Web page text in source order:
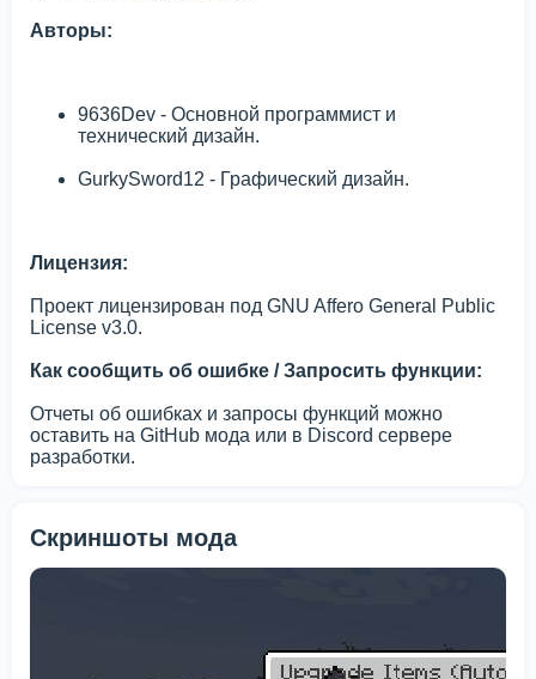
Авторы:
9636Dev - Основной программист и
технический дизайн.
GurkySword12 - Графический дизайн.
Лицензия:
Проект лицензирован под GNU Affero General Public
License v3.0.
Как сообщить об ошибке / Запросить функции:
Отчеты об ошибках и запросы функций можно
оставить на GitHub мода или в Discord сервере
разработки.
Скриншоты мода